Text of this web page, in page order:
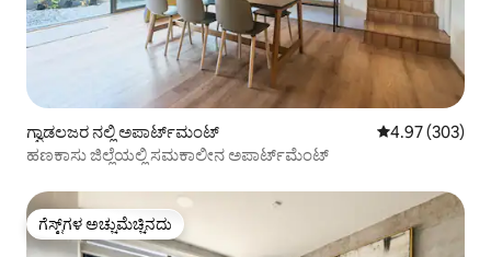
ಗ್ವಾಡಲಜರ ನಲ್ಲಿ ಅಪಾರ್ಟ್‌ಮಂಟ್ 5 ರಲ್ಲಿ 4.97
4.97 (303)
ಹಣಕಾಸು ಜಿಲ್ಲೆಯಲ್ಲಿ ಸಮಕಾಲೀನ ಅಪಾರ್ಟ್‌ಮೆಂಟ್
ಗೆಸ್ಟ್‌ಗಳ ಅಚ್ಚುಮೆಚ್ಚಿನದು
ಗೆಸ್ಟ್‌ಗಳ ಅಚ್ಚುಮೆಚ್ಚಿನದು